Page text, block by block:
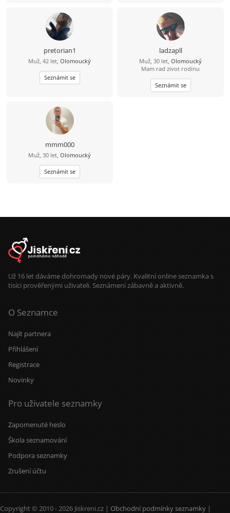
pretorian1
Muž, 42 let, Olomoucký
Seznámit se
ladzapll
Muž, 30 let, Olomoucký
Mam rad zivot rodinu
Seznámit se
mmm000
Muž, 30 let, Olomoucký
Seznámit se
Už 16 let dáváme dohromady nové páry. Kvalitní online seznamka s
tisíci prověřenými uživateli. Seznámení zábavně a aktivně.
O Seznamce
Najít partnera
Přihlášení
Registrace
Novinky
Pro uživatele seznamky
Zapomenuté heslo
Škola seznamování
Podpora seznamky
Zrušení účtu
Copyright © 2010 - 2026 Jiskreni.cz | Obchodní podmínky seznamky |